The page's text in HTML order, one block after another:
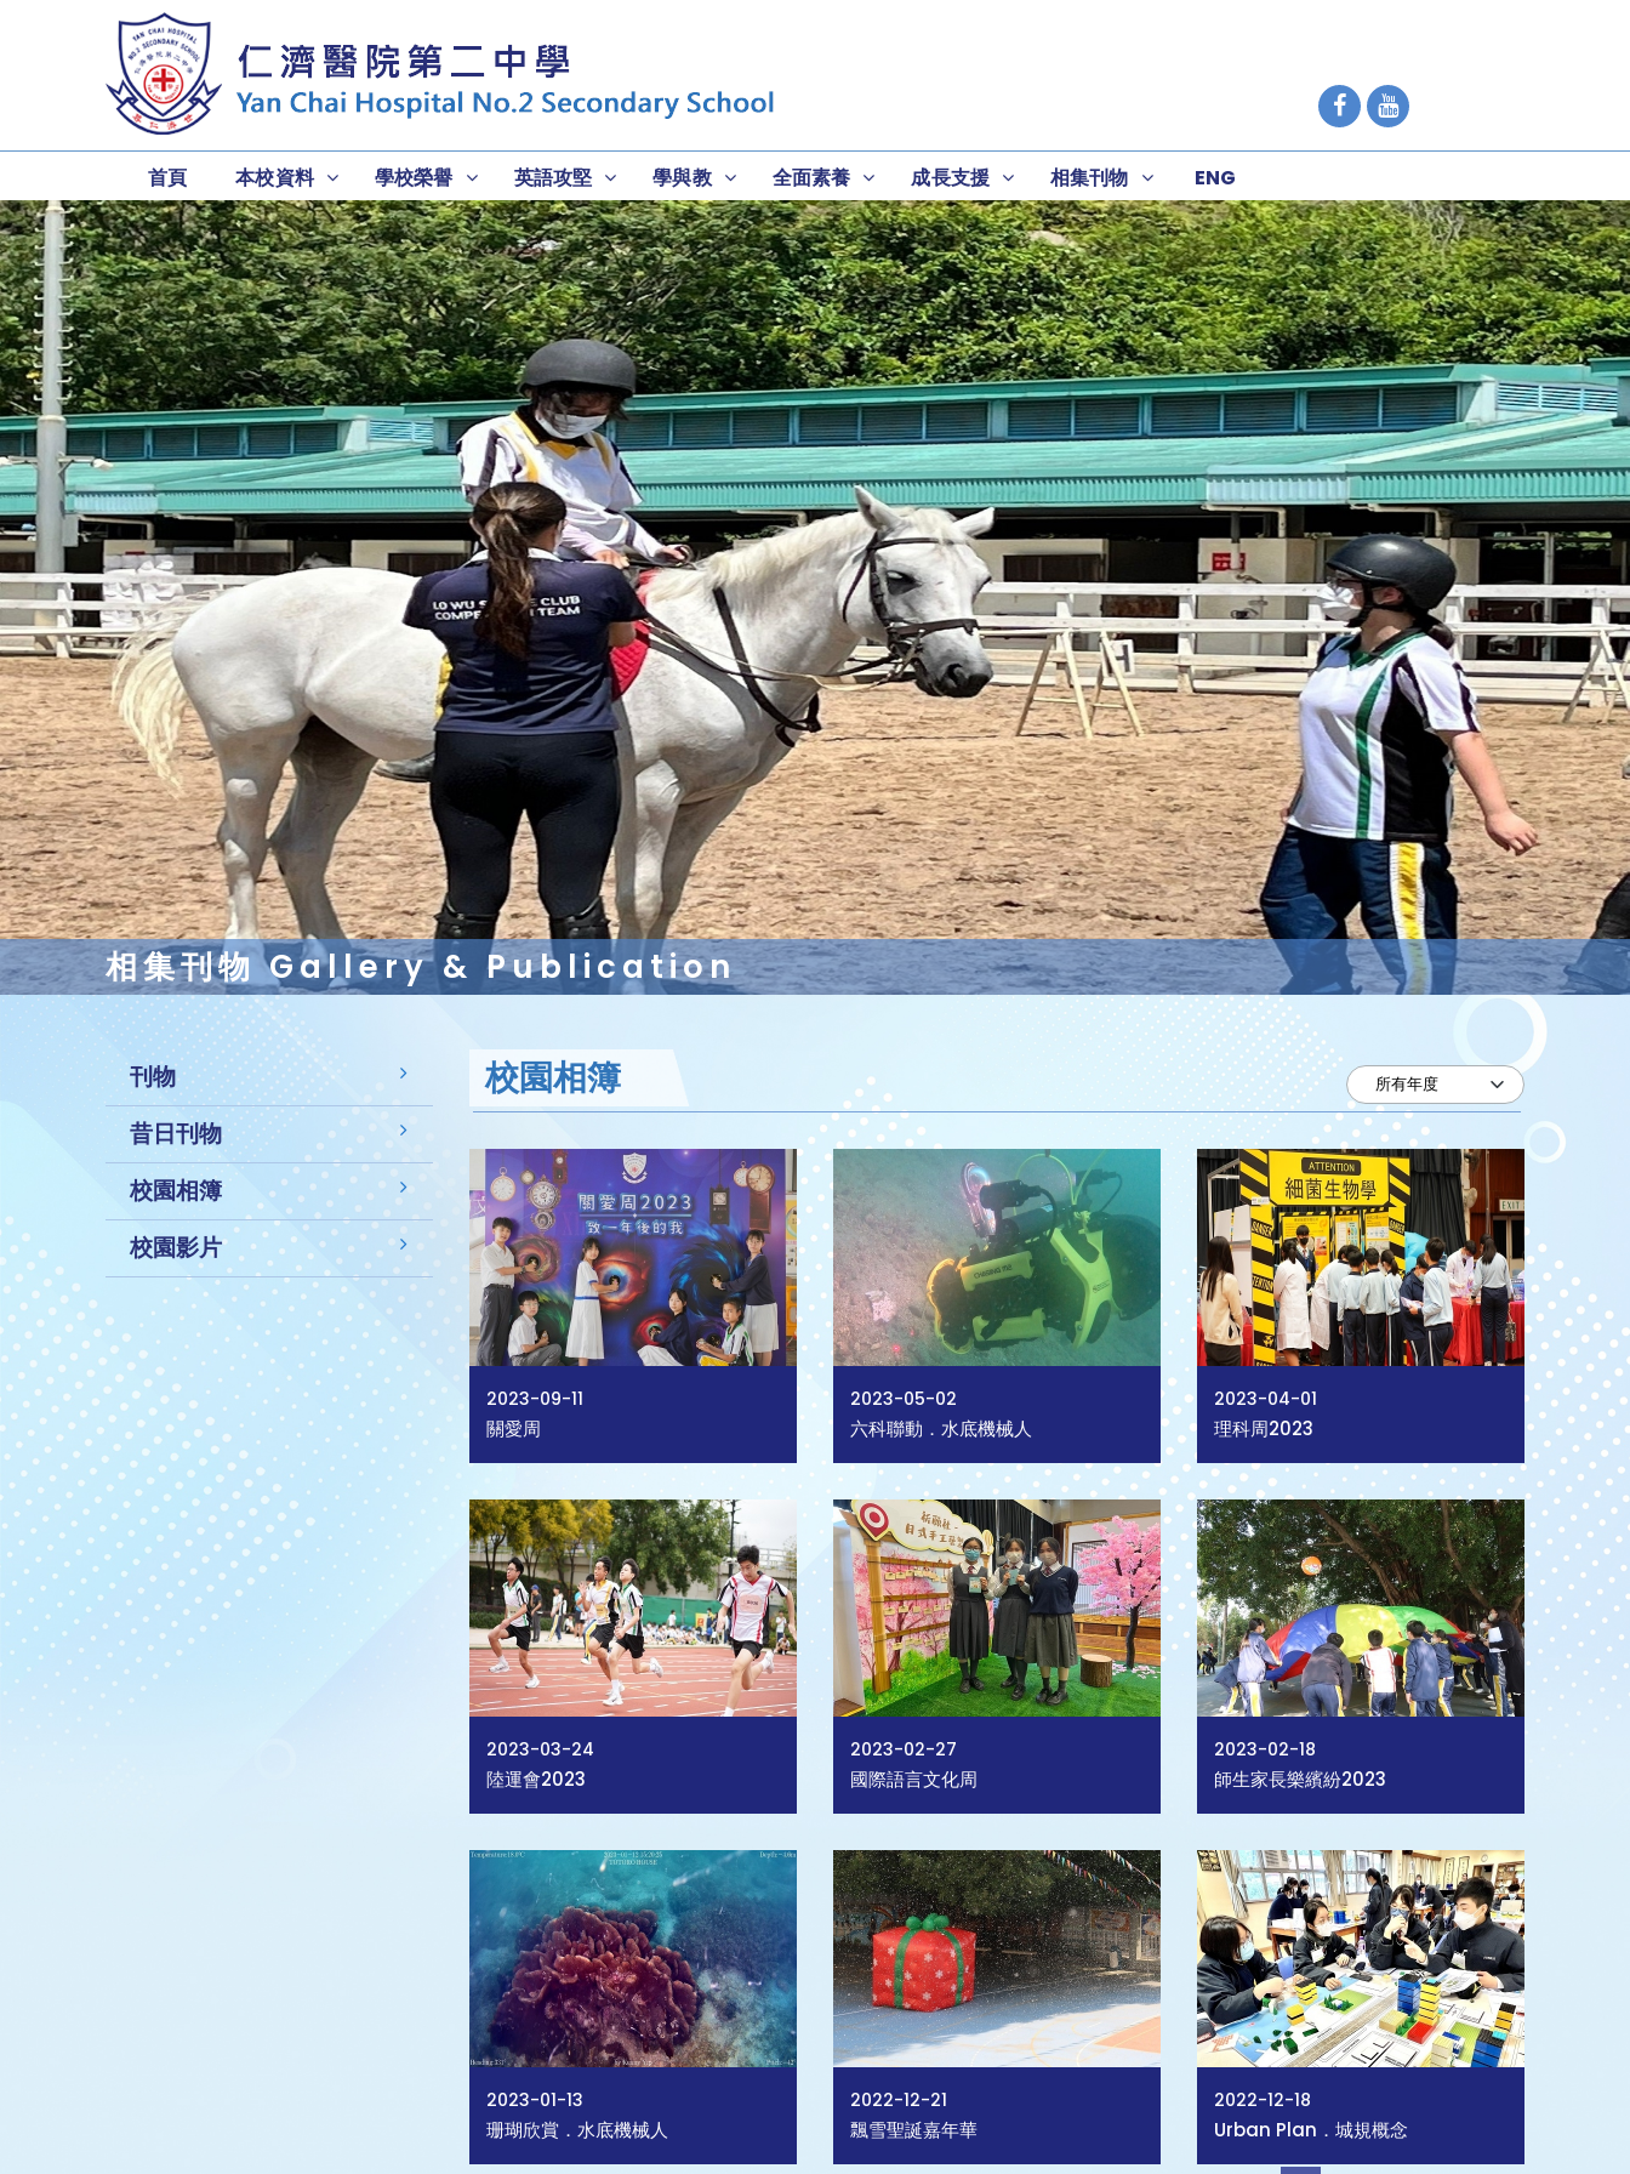
首頁 本校資料 學校榮譽 英語攻堅 學與教 全面素養 成長支援 相集刊物 ENG
相集刊物 Gallery & Publication
刊物
昔日刊物
校園相簿
校園影片
校園相簿
2023-09-11
關愛周
2023-05-02
六科聯動．水底機械人
2023-04-01
理科周2023
2023-03-24
陸運會2023
2023-02-27
國際語言文化周
2023-02-18
師生家長樂繽紛2023
2023-01-13
珊瑚欣賞．水底機械人
2022-12-21
飄雪聖誕嘉年華
2022-12-18
Urban Plan．城規概念